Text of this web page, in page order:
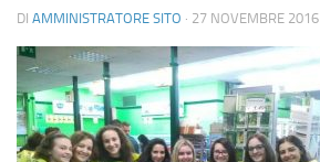
DI AMMINISTRATORE SITO · 27 NOVEMBRE 2016